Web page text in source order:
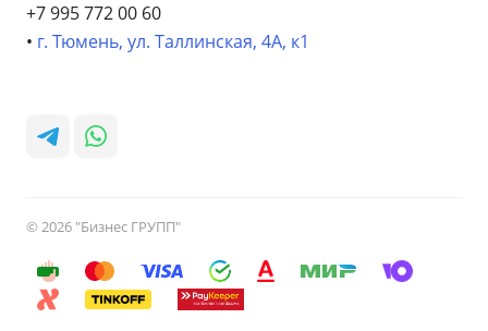
+7 995 772 00 60
• г. Тюмень, ул. Таллинская, 4А, к1
© 2026 "Бизнес ГРУПП"